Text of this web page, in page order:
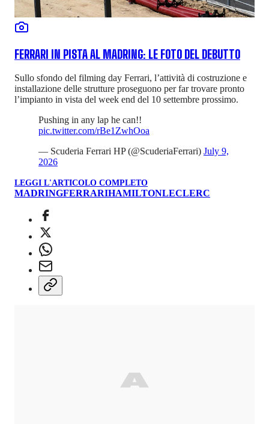
FERRARI IN PISTA AL MADRING: LE FOTO DEL DEBUTTO
Sullo sfondo del filming day Ferrari, l’attività di costruzione e
installazione delle strutture proseguono per far trovare pronto
l’impianto in vista del week end del 10 settembre prossimo.
Pushing in any lap he can!!
pic.twitter.com/rBe1ZwhOoa
— Scuderia Ferrari HP (@ScuderiaFerrari) July 9,
2026
LEGGI L'ARTICOLO COMPLETO
MADRINGFERRARIHAMILTONLECLERC